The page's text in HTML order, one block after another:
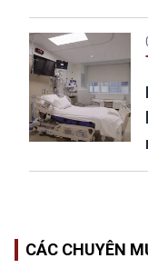
CÁC CHUYÊN